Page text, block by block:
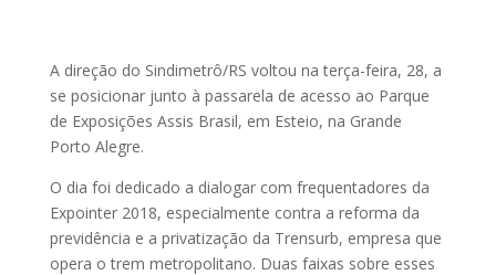
A direção do Sindimetrô/RS voltou na terça-feira, 28, a
se posicionar junto à passarela de acesso ao Parque
de Exposições Assis Brasil, em Esteio, na Grande
Porto Alegre.
O dia foi dedicado a dialogar com frequentadores da
Expointer 2018, especialmente contra a reforma da
previdência e a privatização da Trensurb, empresa que
opera o trem metropolitano. Duas faixas sobre esses